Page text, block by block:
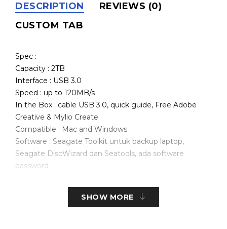
DESCRIPTION
REVIEWS (0)
CUSTOM TAB
Spec :
Capacity : 2TB
Interface : USB 3.0
Speed : up to 120MB/s
In the Box : cable USB 3.0, quick guide, Free Adobe
Creative & Mylio Create
Compatible : Mac and Windows
Software : Seagate Toolkit untuk backup laptop,
Seagate DiscWizard dan Seatools, ada software
password
Ukuran : 11.7 mm x 113.5 mm x 76 mm (tebal x panjang
SHOW MORE